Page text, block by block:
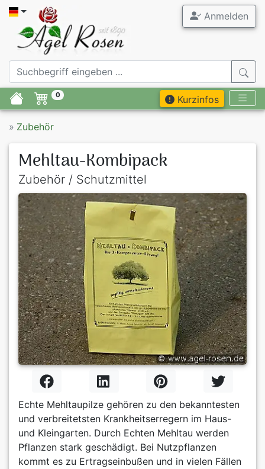
Anmelden
0 Kurzinfos
» Zubehör
Mehltau-Kombipack
Zubehör / Schutzmittel
Echte Mehltaupilze gehören zu den bekanntesten
und verbreitetsten Krankheitserregern im Haus-
und Kleingarten. Durch Echten Mehltau werden
Pflanzen stark geschädigt. Bei Nutzpflanzen
kommt es zu Ertragseinbußen und in vielen Fällen